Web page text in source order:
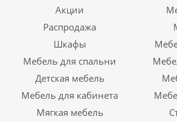
Акции
Распродажа
Шкафы
Мебель для спальни
Детская мебель
Мебель для кабинета
Мягкая мебель